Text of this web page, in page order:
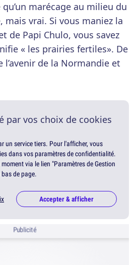
qu’un marécage au milieu du
mais vrai. Si vous maniez la
de Papi Chulo, vous savez
« les prairies fertiles». De
l’avenir de la Normandie et
par vos choix de cookies
un service tiers. Pour l'afficher, vous
dans vos paramètres de confidentialité.
via le lien "Paramètres de Gestion
de page.
Accepter & afficher
Publicité